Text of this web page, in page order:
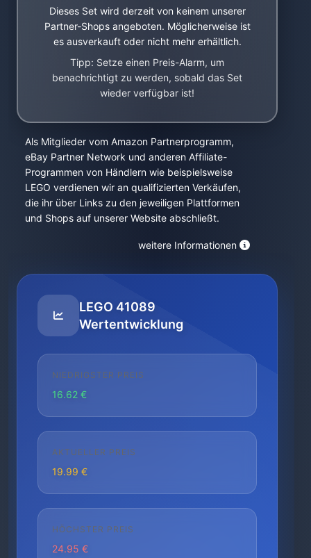
Dieses Set wird derzeit von keinem unserer
Partner-Shops angeboten. Möglicherweise ist
es ausverkauft oder nicht mehr erhältlich.
Tipp: Setze einen Preis-Alarm, um
benachrichtigt zu werden, sobald das Set
wieder verfügbar ist!
Als Mitglieder vom Amazon Partnerprogramm,
eBay Partner Network und anderen Affiliate-
Programmen von Händlern wie beispielsweise
LEGO verdienen wir an qualifizierten Verkäufen,
die ihr über Links zu den jeweiligen Plattformen
und Shops auf unserer Website abschließt.
weitere Informationen
LEGO 41089
Wertentwicklung
NIEDRIGSTER PREIS
16.62 €
AKTUELLER PREIS
19.99 €
HÖCHSTER PREIS
24.95 €